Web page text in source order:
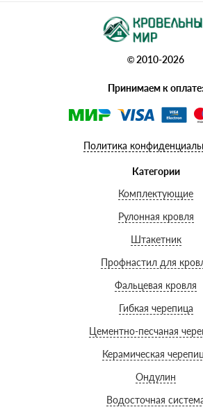
© 2010-2026
Принимаем к оплате:
Политика
Категории
Комплектующие
Рулонная кровля
Штакетник
Профнастил для
Фальцевая кровля
Гибкая черепица
Цементно-песчаная
Керамическая
Ондулин
Водосточная